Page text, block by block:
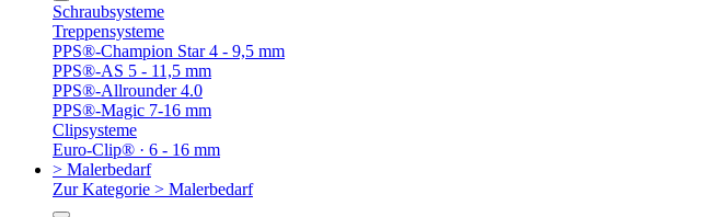
Schraubsysteme
Treppensysteme
PPS®-Champion Star 4 - 9,5 mm
PPS®-AS 5 - 11,5 mm
PPS®-Allrounder 4.0
PPS®-Magic 7-16 mm
Clipsysteme
Euro-Clip® · 6 - 16 mm
> Malerbedarf
Zur Kategorie > Malerbedarf